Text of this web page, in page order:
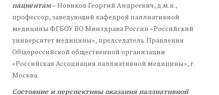
пациентам– Новиков Георгий Андреевич, д.м.н.,
профессор, заведующий кафедрой паллиативной
медицины ФГБОУ ВО Минздрава России «Российский
университет медицины», председатель Правления
Общероссийской общественной организации
«Российская Ассоциация паллиативной медицины», г.
Москва.
Состояние и перспективы оказания паллиативной